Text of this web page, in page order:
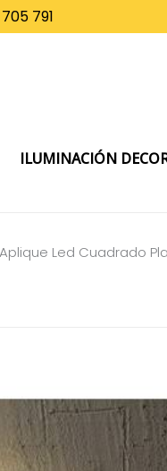
791
ILUMINACIÓN
Led Cuadrado